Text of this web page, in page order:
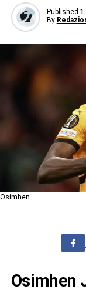
Published 1
By
Osimhen
Osimhen